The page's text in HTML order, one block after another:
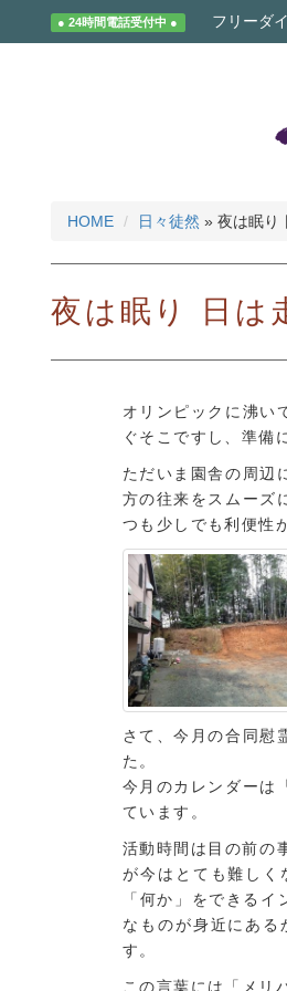
● 24時間電話受付中 ● フリーダ
HOME 日々徒然 » 夜は眠り
夜は眠り 日は
オリンピックに沸い
ぐそこですし、準備
ただいま園舎の周辺
方の往来をスムーズ
つも少しでも利便性
さて、今月の合同慰
た。
今月のカレンダーは
ています。
活動時間は目の前の
が今はとても難しく
「何か」をできる
なものが身近にある
す。
この言葉には「メリ